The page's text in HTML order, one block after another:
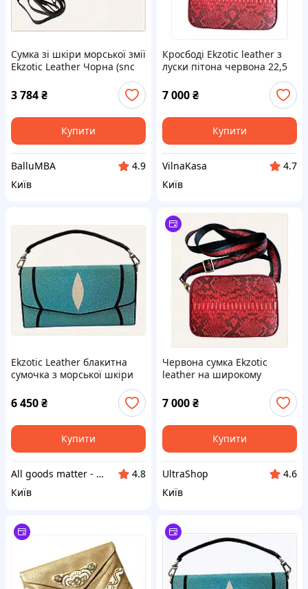
Сумка зі шкіри морської змії
Ekzotic Leather Чорна (snc
3 784₴
Купити
BalluMBA
4.9
Київ
Кросбоді Ekzotic leather з
луски пітона червона 22,5
7 000₴
Купити
VilnaKasa
4.7
Київ
Ekzotic Leather блакитна
сумочка з морської шкіри
6 450₴
Купити
All goods matter - актуальные товары на каждый день
4.8
Київ
Червона сумка Ekzotic
leather на широкому
C872415P2
7 000₴
Купити
UltraShop
4.6
Київ